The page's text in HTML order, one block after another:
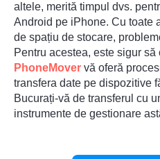
altele, merită timpul dvs.
Android pe iPhone. Cu toate
de spațiu de stocare,
Pentru acestea, este sigur
PhoneMover vă oferă
transfera date pe dispozitive
Bucurați-vă de transferul cu
instrumente de gestionare